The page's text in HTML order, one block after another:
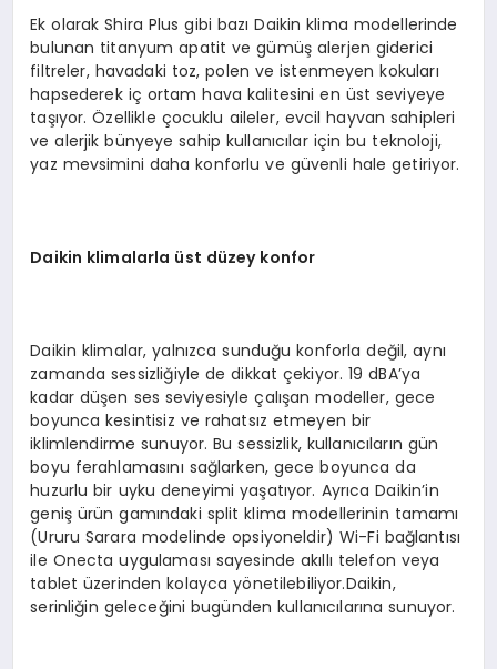
Ek olarak Shira Plus gibi bazı Daikin klima modellerinde
bulunan titanyum apatit ve gümüş alerjen giderici
filtreler, havadaki toz, polen ve istenmeyen kokuları
hapsederek iç ortam hava kalitesini en üst seviyeye
taşıyor. Özellikle çocuklu aileler, evcil hayvan sahipleri
ve alerjik bünyeye sahip kullanıcılar için bu teknoloji,
yaz mevsimini daha konforlu ve güvenli hale getiriyor.
Daikin klimalarla üst düzey konfor
Daikin klimalar, yalnızca sunduğu konforla değil, aynı
zamanda sessizliğiyle de dikkat çekiyor. 19 dBA’ya
kadar düşen ses seviyesiyle çalışan modeller, gece
boyunca kesintisiz ve rahatsız etmeyen bir
iklimlendirme sunuyor. Bu sessizlik, kullanıcıların gün
boyu ferahlamasını sağlarken, gece boyunca da
huzurlu bir uyku deneyimi yaşatıyor. Ayrıca Daikin’in
geniş ürün gamındaki split klima modellerinin tamamı
(Ururu Sarara modelinde opsiyoneldir) Wi-Fi bağlantısı
ile Onecta uygulaması sayesinde akıllı telefon veya
tablet üzerinden kolayca yönetilebiliyor.Daikin,
serinliğin geleceğini bugünden kullanıcılarına sunuyor.